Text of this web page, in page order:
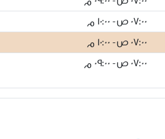
07:00 ص - 10:00 م
07:00 ص - 10:00 م
07:00 ص - 09:00 م